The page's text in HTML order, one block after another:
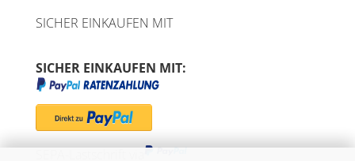
SICHER EINKAUFEN MIT
SICHER EINKAUFEN MIT: